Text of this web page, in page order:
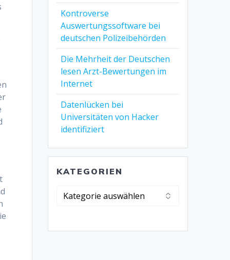
Kontroverse
Auswertungssoftware bei
deutschen Polizeibehörden
Die Mehrheit der Deutschen
lesen Arzt-Bewertungen im
Internet
Datenlücken bei
Universitäten von Hacker
identifiziert
KATEGORIEN
Kategorien